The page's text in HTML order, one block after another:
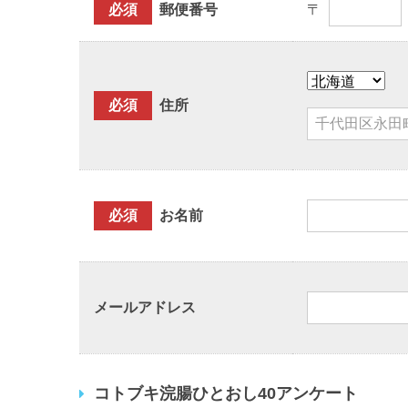
必須 郵便番号 〒
必須 住所
必須 お名前
メールアドレス
コトブキ浣腸ひとおし40アンケート